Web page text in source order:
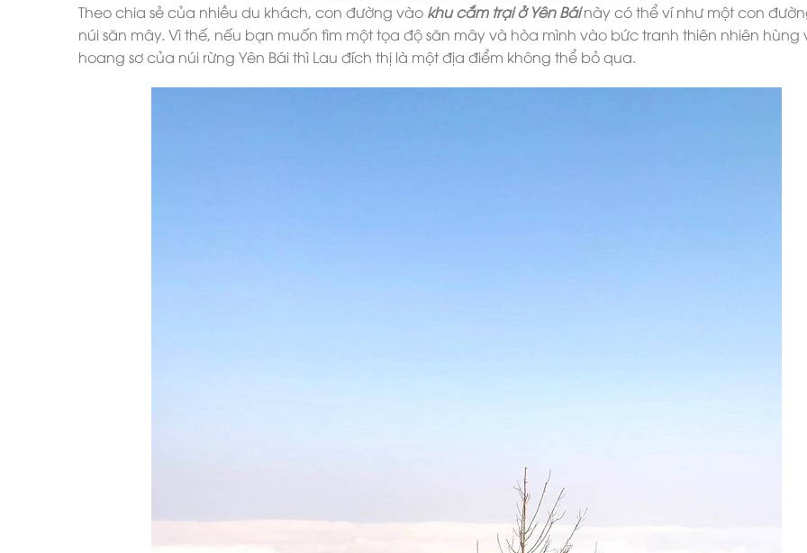
Theo chia sẻ của nhiều du khách, con đường vào khu cắm trại ở Yên Báinày có thể ví như một con
núi săn mây. Vì thế, nếu bạn muốn tìm một tọa độ săn mây và hòa mình vào bức tranh thiên nhiên hùng
hoang sơ của núi rừng Yên Bái thì Lau đích thị là một địa điểm không thể bỏ qua.